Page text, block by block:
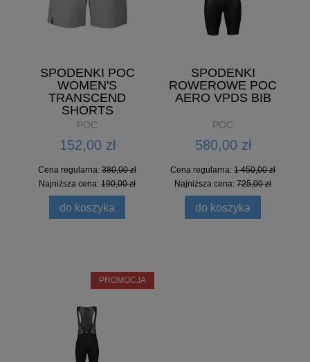
SPODENKI POC
WOMEN'S
TRANSCEND
SHORTS
POC
152,00 zł
Cena regularna: 380,00 zł
Najniższa cena: 190,00 zł
do koszyka
SPODENKI
ROWEROWE POC
AERO VPDS BIB
POC
580,00 zł
Cena regularna: 1 450,00 zł
Najniższa cena: 725,00 zł
do koszyka
PROMOCJA